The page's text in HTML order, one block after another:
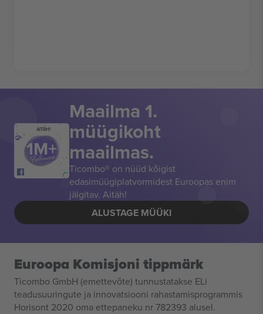
AITÄH!
Maailma 1.
müügikoht
maailmas.
Ticombo® on nüüd kõigist
edasimüügiplatvormidest Euroopas enim
jälgitav. Aitäh!
ALUSTAGE MÜÜKI
Euroopa Komisjoni tippmärk
Ticombo GmbH (emettevõte) tunnustatakse ELi
teadusuuringute ja innovatsiooni rahastamisprogrammis
Horisont 2020 oma ettepaneku nr 782393 alusel.